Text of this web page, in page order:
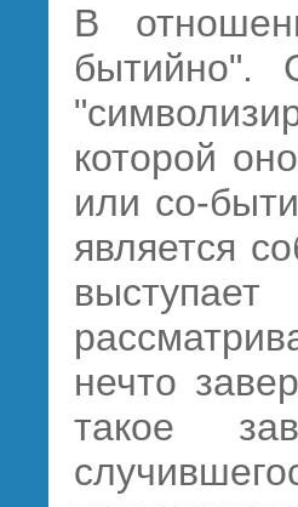
В
бытийно".
которой
или со-
является
нечто
такое